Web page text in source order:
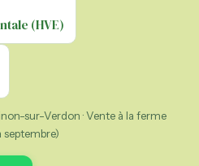
(HVE)
sur-Verdon · Vente à la ferme
septembre)